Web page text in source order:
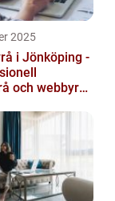
2025
i Jönköping -
och webbyrå